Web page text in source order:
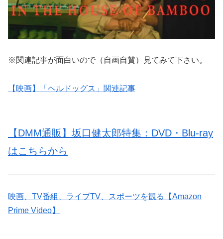
※関連記事が面白いので（自画自賛）見てみて下さい。
【映画】「ヘルドッグス」関連記事
【DMM通販】坂口健太郎特集：DVD・Blu-ray
はこちらから
映画、TV番組、ライブTV、スポーツを観る【Amazon
Prime Video】